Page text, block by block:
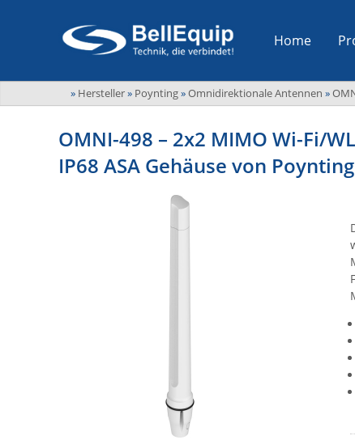
Home
» Hersteller» Poynting»Omnidirektionale Antennen »
OMNI-498 – 2x2 MIMO Wi-Fi/
IP68 ASA Gehäuse von Poynting